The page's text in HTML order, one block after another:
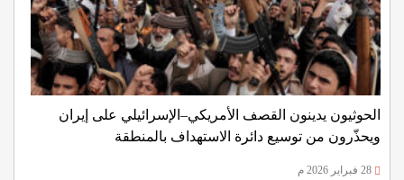
الحوثيون يدينون القصف الأمريكي–الإسرائيلي على إيران
ويحذّرون من توسيع دائرة الاستهداف بالمنطقة